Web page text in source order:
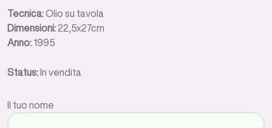
Tecnica:Olio su tavola
Dimensioni:22,5x27cm
Anno: 1995
Status: In vendita
Il tuo nome